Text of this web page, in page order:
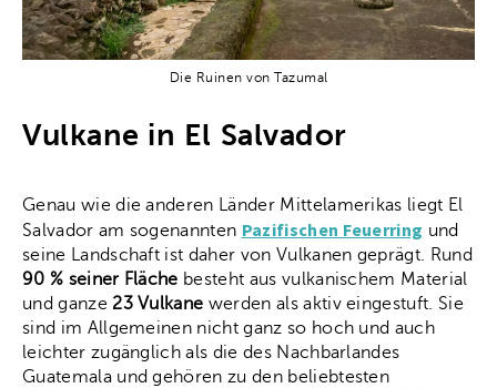
Die Ruinen von Tazumal
Vulkane in El Salvador
Genau wie die anderen Länder Mittelamerikas liegt El
Salvador am sogenannten Pazifischen Feuerring und
seine Landschaft ist daher von Vulkanen geprägt. Rund
90 % seiner Fläche besteht aus vulkanischem Material
und ganze 23 Vulkane werden als aktiv eingestuft. Sie
sind im Allgemeinen nicht ganz so hoch und auch
leichter zugänglich als die des Nachbarlandes
Guatemala und gehören zu den beliebtesten